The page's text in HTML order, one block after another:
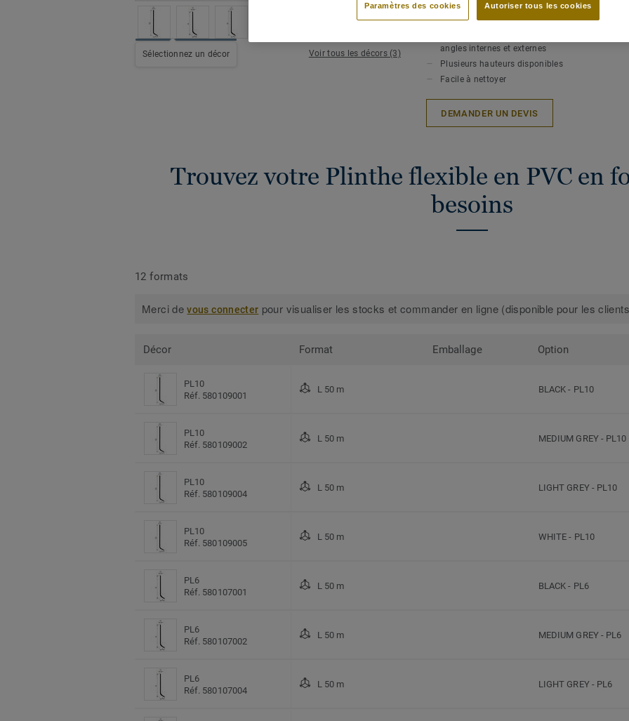
Sélectionnez un décor Voir tous les décors (3)
rayures
Flexible donc simple à installer
angles internes et externes
Plusieurs hauteurs disponibles
Facile à nettoyer
DEMANDER UN DEVIS
Trouvez votre Plinthe flexible en PVC en
besoins
12 formats
Merci devous connecter pour visualiser les stocks et commander en ligne (disponible pour les
Décor Format Emballage Option
PL10
Réf. 580109001
L 50 m BLACK- PL10
PL10
Réf. 580109002
L 50 m MEDIUM GREY - PL10
PL10
Réf. 580109004
L 50 m LIGHT GREY - PL10
PL10
Réf. 580109005
L 50 m WHITE- PL10
PL6
Réf. 580107001
L 50 m BLACK- PL6
PL6
Réf. 580107002
L 50 m MEDIUM GREY - PL6
PL6
Réf. 580107004
L 50 m LIGHT GREY - PL6
Autoriser tous les cookies
Paramètres des cookies